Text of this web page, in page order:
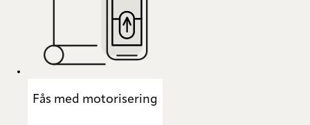
Fås med motorisering